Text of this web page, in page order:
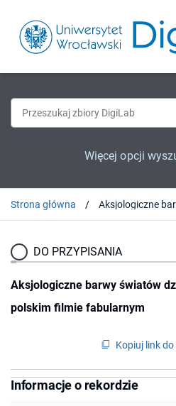
Więcej opcji
Strona główna
DO PRZYPISANIA
Aksjologiczne barwy światów
polskim filmie fabularnym
Kopiuj link
Informacje o rekordzie